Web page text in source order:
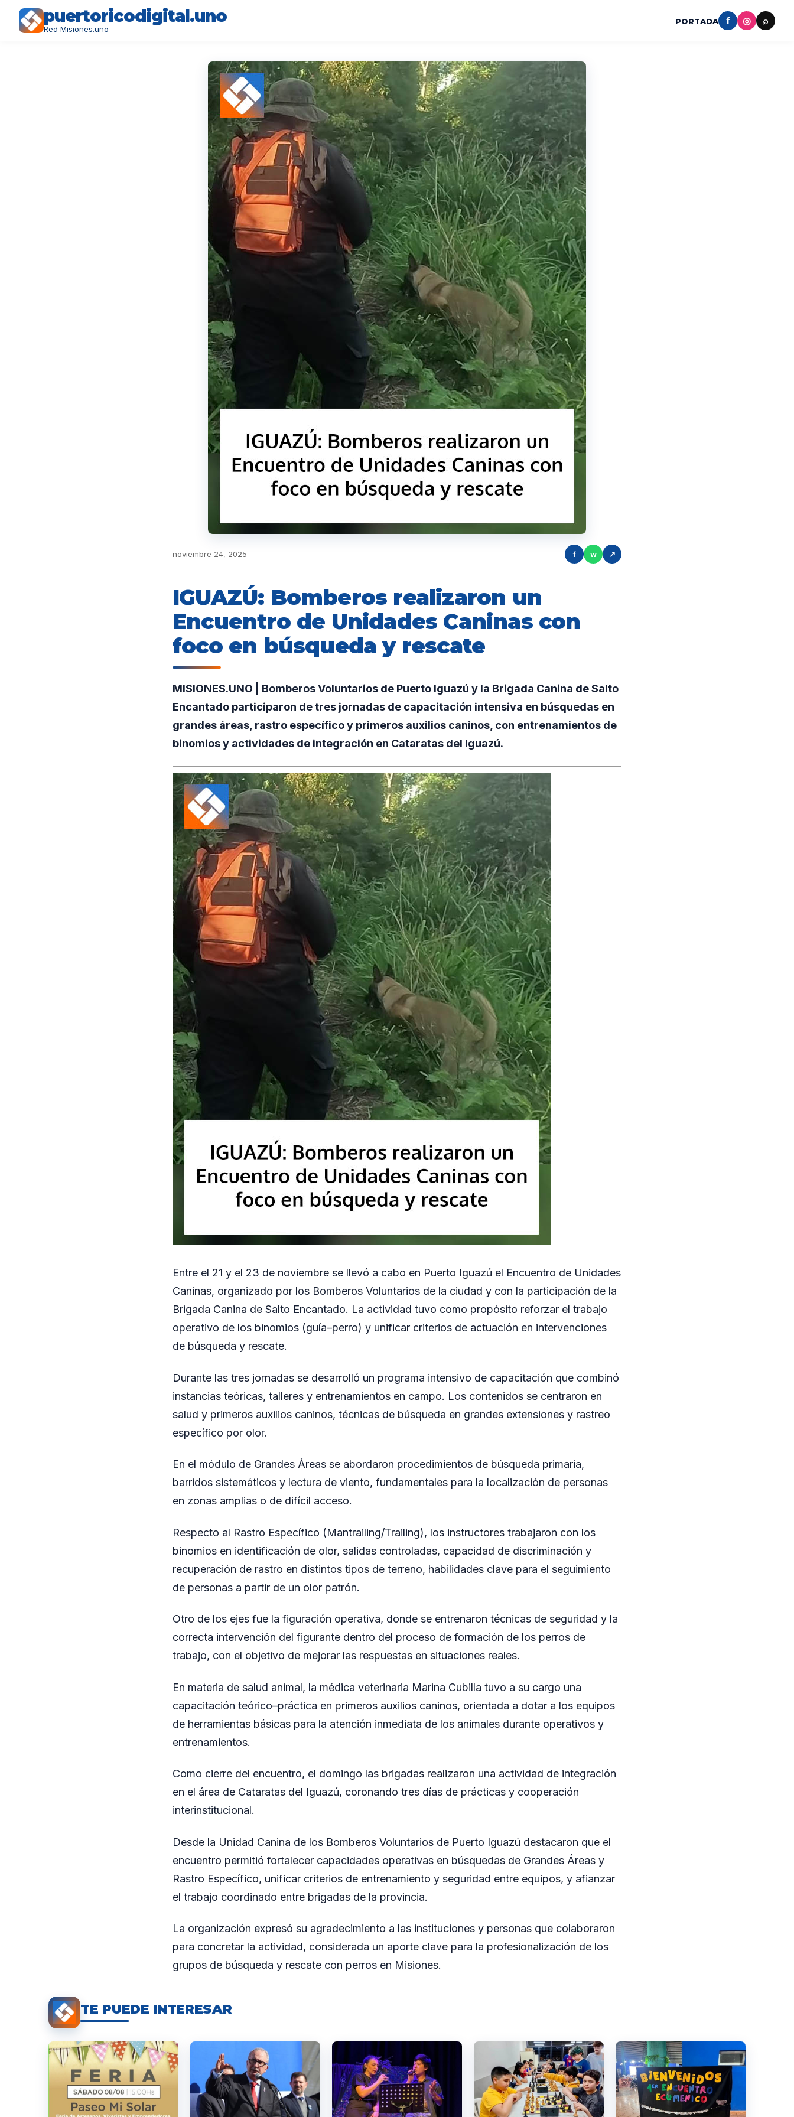
puertoricodigital.uno
Red Misiones.uno
PORTADA f ◎ ⌕
noviembre 24, 2025 f w ↗
IGUAZÚ: Bomberos realizaron un
Encuentro de Unidades Caninas con
foco en búsqueda y rescate
MISIONES.UNO | Bomberos Voluntarios de Puerto Iguazú y la Brigada Canina de Salto
Encantado participaron de tres jornadas de capacitación intensiva en búsquedas en
grandes áreas, rastro específico y primeros auxilios caninos, con entrenamientos de
binomios y actividades de integración en Cataratas del Iguazú.
Entre el 21 y el 23 de noviembre se llevó a cabo en Puerto Iguazú el Encuentro de Unidades
Caninas, organizado por los Bomberos Voluntarios de la ciudad y con la participación de la
Brigada Canina de Salto Encantado. La actividad tuvo como propósito reforzar el trabajo
operativo de los binomios (guía–perro) y unificar criterios de actuación en intervenciones
de búsqueda y rescate.
Durante las tres jornadas se desarrolló un programa intensivo de capacitación que combinó
instancias teóricas, talleres y entrenamientos en campo. Los contenidos se centraron en
salud y primeros auxilios caninos, técnicas de búsqueda en grandes extensiones y rastreo
específico por olor.
En el módulo de Grandes Áreas se abordaron procedimientos de búsqueda primaria,
barridos sistemáticos y lectura de viento, fundamentales para la localización de personas
en zonas amplias o de difícil acceso.
Respecto al Rastro Específico (Mantrailing/Trailing), los instructores trabajaron con los
binomios en identificación de olor, salidas controladas, capacidad de discriminación y
recuperación de rastro en distintos tipos de terreno, habilidades clave para el seguimiento
de personas a partir de un olor patrón.
Otro de los ejes fue la figuración operativa, donde se entrenaron técnicas de seguridad y la
correcta intervención del figurante dentro del proceso de formación de los perros de
trabajo, con el objetivo de mejorar las respuestas en situaciones reales.
En materia de salud animal, la médica veterinaria Marina Cubilla tuvo a su cargo una
capacitación teórico–práctica en primeros auxilios caninos, orientada a dotar a los equipos
de herramientas básicas para la atención inmediata de los animales durante operativos y
entrenamientos.
Como cierre del encuentro, el domingo las brigadas realizaron una actividad de integración
en el área de Cataratas del Iguazú, coronando tres días de prácticas y cooperación
interinstitucional.
Desde la Unidad Canina de los Bomberos Voluntarios de Puerto Iguazú destacaron que el
encuentro permitió fortalecer capacidades operativas en búsquedas de Grandes Áreas y
Rastro Específico, unificar criterios de entrenamiento y seguridad entre equipos, y afianzar
el trabajo coordinado entre brigadas de la provincia.
La organización expresó su agradecimiento a las instituciones y personas que colaboraron
para concretar la actividad, considerada un aporte clave para la profesionalización de los
grupos de búsqueda y rescate con perros en Misiones.
TE PUEDE INTERESAR